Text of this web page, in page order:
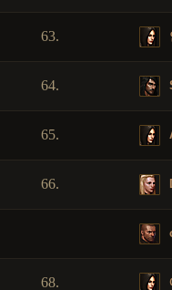
63.
64.
65.
66.
68.